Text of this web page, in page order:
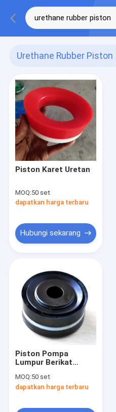
Urethane Rubber Piston
Piston Karet Uretan
MOQ:50 set
dapatkan harga terbaru
Hubungi sekarang
Piston Pompa
Lumpur Berikat
Ganda RS F-1600
AISI4140
MOQ:50 set
dapatkan harga terbaru